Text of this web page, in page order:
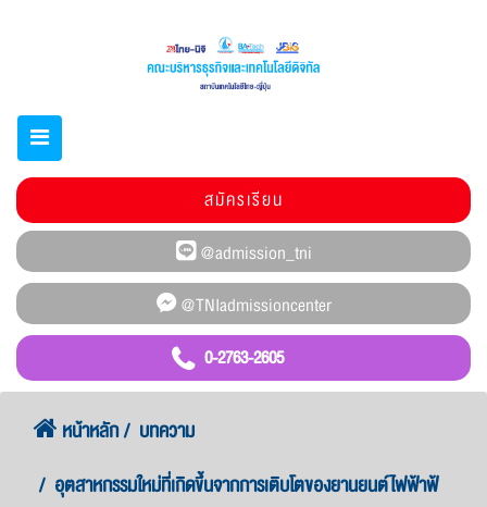
0-2763-2605
สมัครเรียน
หน้าหลัก
บทความ
อุตสาหกรรมใหม่ที่เกิดขึ้นจากการเติบโตของยานยนต์ไฟฟ้าฟ้